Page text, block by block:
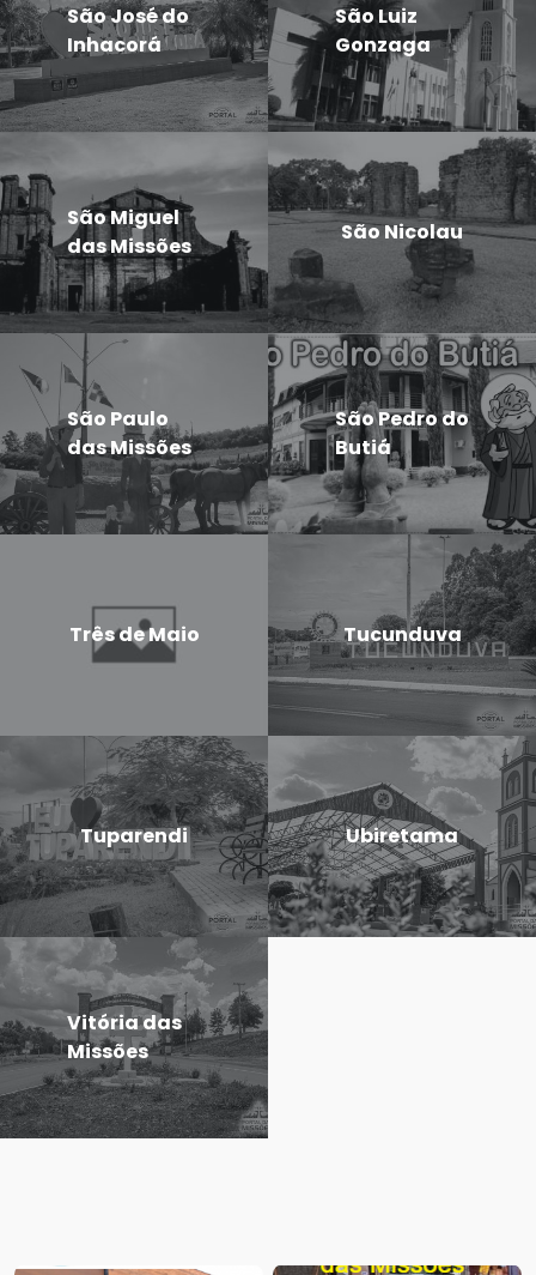
São José do
Inhacorá
São Luiz
Gonzaga
São Miguel
das Missões
São Nicolau
São Paulo
das Missões
São Pedro do
Butiá
Três de Maio Tucunduva
Tuparendi Ubiretama
Vitória das
Missões